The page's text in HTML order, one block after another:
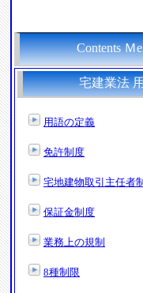
Contents Ｍ
宅建業法
用語の定義
免許制度
宅地建物取引主任者
保証金制度
業務上の規制
8種制限